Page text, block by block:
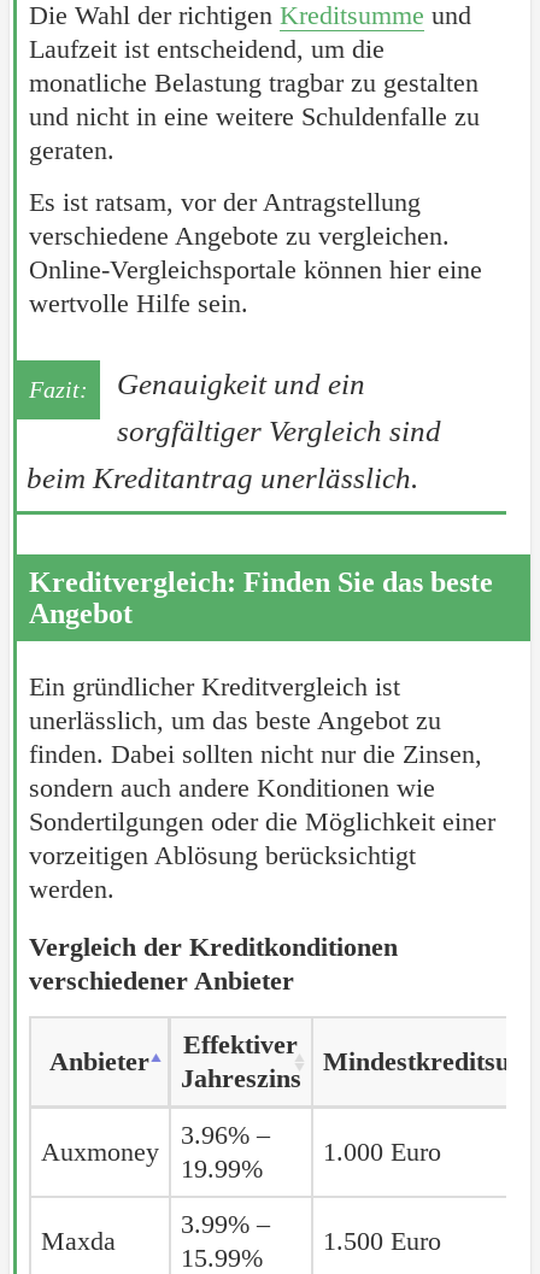
Die Wahl der richtigen Kreditsumme und
Laufzeit ist entscheidend, um die
monatliche Belastung tragbar zu gestalten
und nicht in eine weitere Schuldenfalle zu
geraten.
Es ist ratsam, vor der Antragstellung
verschiedene Angebote zu vergleichen.
Online-Vergleichsportale können hier eine
wertvolle Hilfe sein.
Genauigkeit und ein
sorgfältiger Vergleich sind
beim Kreditantrag unerlässlich.
Kreditvergleich: Finden Sie das beste
Angebot
Ein gründlicher Kreditvergleich ist
unerlässlich, um das beste Angebot zu
finden. Dabei sollten nicht nur die Zinsen,
sondern auch andere Konditionen wie
Sondertilgungen oder die Möglichkeit einer
vorzeitigen Ablösung berücksichtigt
werden.
Vergleich der Kreditkonditionen
verschiedener Anbieter
Anbieter
Effektiver
Jahreszins
Effektiver
Jahreszins
Auxmoney
3.96% –
19.99%
1.000 Euro
Maxda
3.99% –
15.99%
1.500 Euro
Anbieter
Auxmoney
Maxda